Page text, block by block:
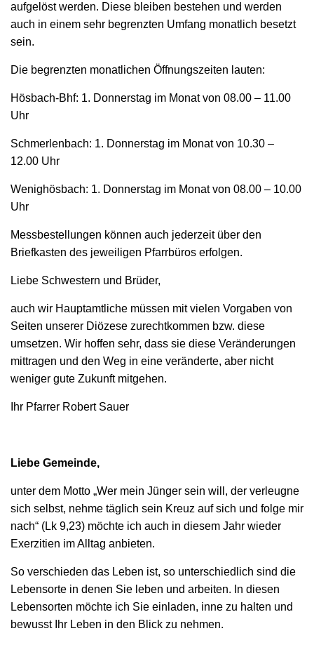
aufgelöst werden. Diese bleiben bestehen und werden
auch in einem sehr begrenzten Umfang monatlich besetzt
sein.
Die begrenzten monatlichen Öffnungszeiten lauten:
Hösbach-Bhf: 1. Donnerstag im Monat von 08.00 – 11.00
Uhr
Schmerlenbach: 1. Donnerstag im Monat von 10.30 –
12.00 Uhr
Wenighösbach: 1. Donnerstag im Monat von 08.00 – 10.00
Uhr
Messbestellungen können auch jederzeit über den
Briefkasten des jeweiligen Pfarrbüros erfolgen.
Liebe Schwestern und Brüder,
auch wir Hauptamtliche müssen mit vielen Vorgaben von
Seiten unserer Diözese zurechtkommen bzw. diese
umsetzen. Wir hoffen sehr, dass sie diese Veränderungen
mittragen und den Weg in eine veränderte, aber nicht
weniger gute Zukunft mitgehen.
Ihr Pfarrer Robert Sauer
Liebe Gemeinde,
unter dem Motto „Wer mein Jünger sein will, der verleugne
sich selbst, nehme täglich sein Kreuz auf sich und folge mir
nach“ (Lk 9,23) möchte ich auch in diesem Jahr wieder
Exerzitien im Alltag anbieten.
So verschieden das Leben ist, so unterschiedlich sind die
Lebensorte in denen Sie leben und arbeiten. In diesen
Lebensorten möchte ich Sie einladen, inne zu halten und
bewusst Ihr Leben in den Blick zu nehmen.